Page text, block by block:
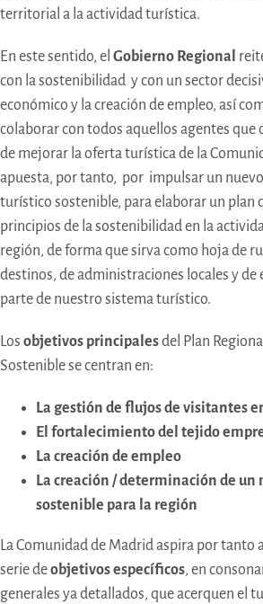
territorial a la actividad turística.
En este sentido, el Gobierno Regional
con la sostenibilidad y con un sector
económico y la creación de empleo, así
colaborar con todos aquellos agentes
de mejorar la oferta turística de la
apuesta, por tanto, por impulsar un
turístico sostenible, para elaborar un plan
principios de la sostenibilidad en la
región, de forma que sirva como hoja de
destinos, de administraciones locales y de
parte de nuestro sistema turístico.
Los objetivos principalesdel Plan
Sostenible se centran en:
La gestión de flujos de visitantes
El fortalecimiento del tejido
La creación de empleo
La creación / determinación de
sostenible para la región
La Comunidad de Madrid aspira por tanto
serie deobjetivos específicos, en
generales ya detallados, que acerquen el